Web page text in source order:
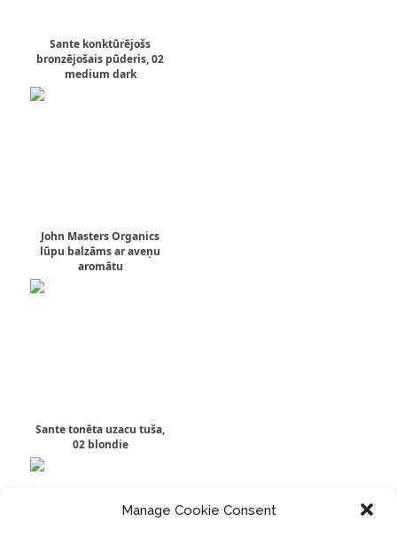
Manage Cookie Consent
Sante konktūrējošs
bronzējošais pūderis, 02
medium dark
John Masters Organics
lūpu balzāms ar aveņu
aromātu
Sante tonēta uzacu tuša,
02 blondie